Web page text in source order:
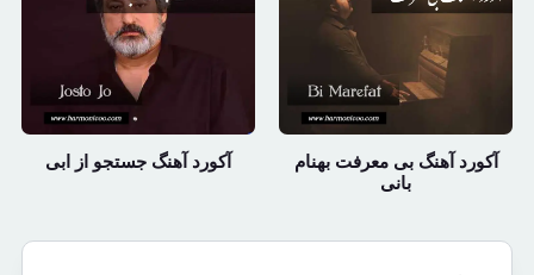
آکورد آهنگ بی معرفت بهنام
بانی
آکورد آهنگ جستجو از ابی